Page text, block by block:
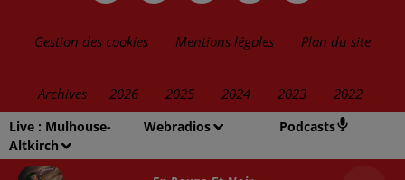
Live : Mulhouse-
Altkirch
Webradios Podcasts
Gestion des cookies Mentions légales Plan du site
Archives 2026 2025 2024 2023 2022